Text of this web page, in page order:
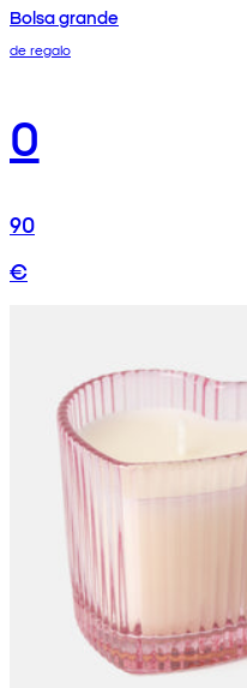
Bolsa grande
de regalo
0
90
€